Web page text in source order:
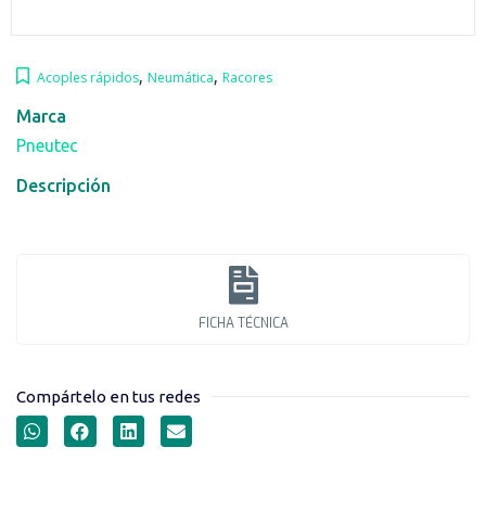
Acoples rápidos, Neumática, Racores
Marca
Pneutec
Descripción
FICHA TÉCNICA
Compártelo en tus redes